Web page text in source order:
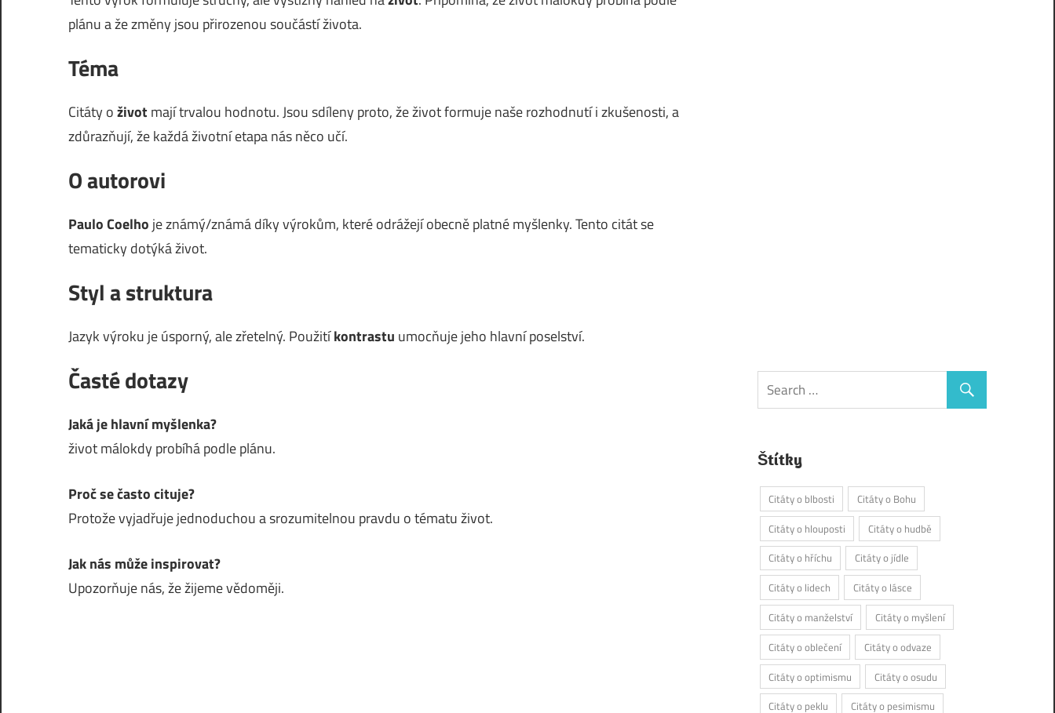
plánu a že změny jsou přirozenou součástí života.
Téma
Citáty oživot mají trvalou hodnotu. Jsou sdíleny proto, že život formuje naše rozhodnutí i zkušenosti, a
zdůrazňují, že každá životní etapa nás něco učí.
O autorovi
Paulo Coelho je známý/známá díky výrokům, které odrážejí obecně platné myšlenky. Tento citát se
tematicky dotýká život.
Styl a struktura
Jazyk výroku je úsporný, ale zřetelný. Použitíkontrastu umocňuje jeho hlavní poselství.
Časté dotazy
Jaká je hlavní myšlenka?
život málokdy probíhá podle plánu.
Proč se často cituje?
Protože vyjadřuje jednoduchou a srozumitelnou pravdu o tématu život.
Jak nás může inspirovat?
Upozorňuje nás, že žijeme vědoměji.
Štítky
Citáty o blbosti
Citáty o Bohu
Citáty o hlouposti
Citáty o hudbě
Citáty o hříchu
Citáty o jídle
Citáty o lidech
Citáty o lásce
Citáty o manželství
Citáty o myšlení
Citáty o oblečení
Citáty o odvaze
Citáty o optimismu
Citáty o osudu
Citáty o peklu
Citáty o pesimismu